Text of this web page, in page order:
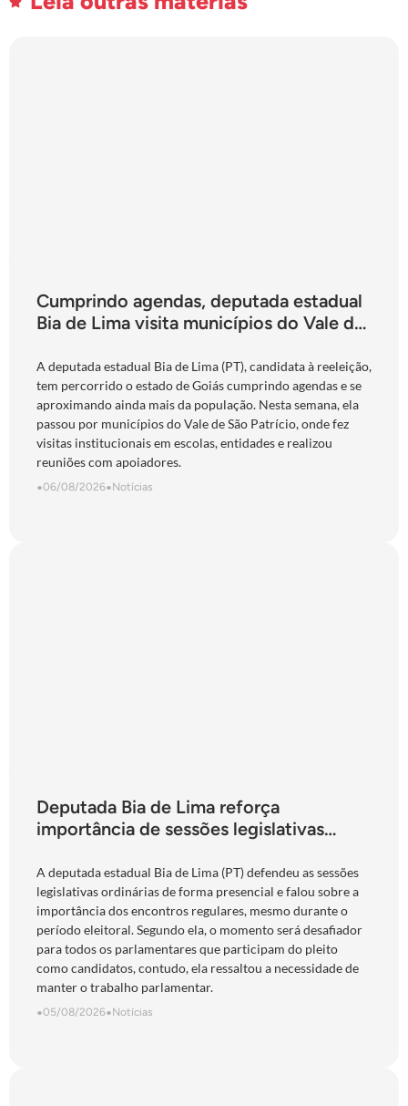
Cumprindo agendas, deputada estadual
Bia de Lima visita municípios do Vale do
A deputada estadual Bia de Lima (PT), candidata à reeleição,
tem percorrido o estado de Goiás cumprindo agendas e se
aproximando ainda mais da população. Nesta semana, ela
passou por municípios do Vale de São Patrício, onde fez
visitas institucionais em escolas, entidades e realizou
reuniões com apoiadores.
•06/08/2026•Notícias
Deputada Bia de Lima reforça
importância de sessões legislativas
“obrigação com o povo de Goiás”
A deputada estadual Bia de Lima (PT) defendeu as sessões
legislativas ordinárias de forma presencial e falou sobre a
importância dos encontros regulares, mesmo durante o
período eleitoral. Segundo ela, o momento será desafiador
para todos os parlamentares que participam do pleito
como candidatos, contudo, ela ressaltou a necessidade de
manter o trabalho parlamentar.
•05/08/2026•Notícias